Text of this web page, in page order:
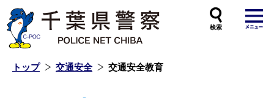
トップ 交通安全 交通安全教育